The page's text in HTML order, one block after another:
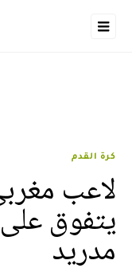
كرة القدم
لاعب
يتفوق
مدريد